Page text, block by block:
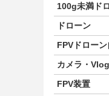
100g未満ド
ドローン
FPVドロー
カメラ・
FPV装置